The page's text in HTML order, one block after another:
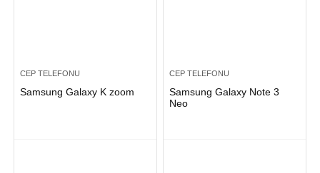
CEP TELEFONU
Samsung Galaxy K zoom
CEP TELEFONU
Samsung Galaxy Note 3
Neo